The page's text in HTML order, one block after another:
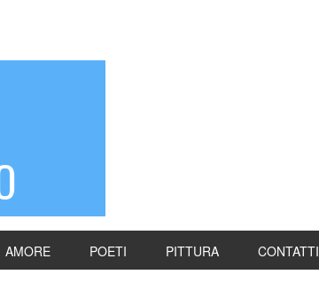
AMORE POETI PITTURA CONTATTI